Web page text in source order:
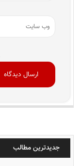
جدیدترین مطالب